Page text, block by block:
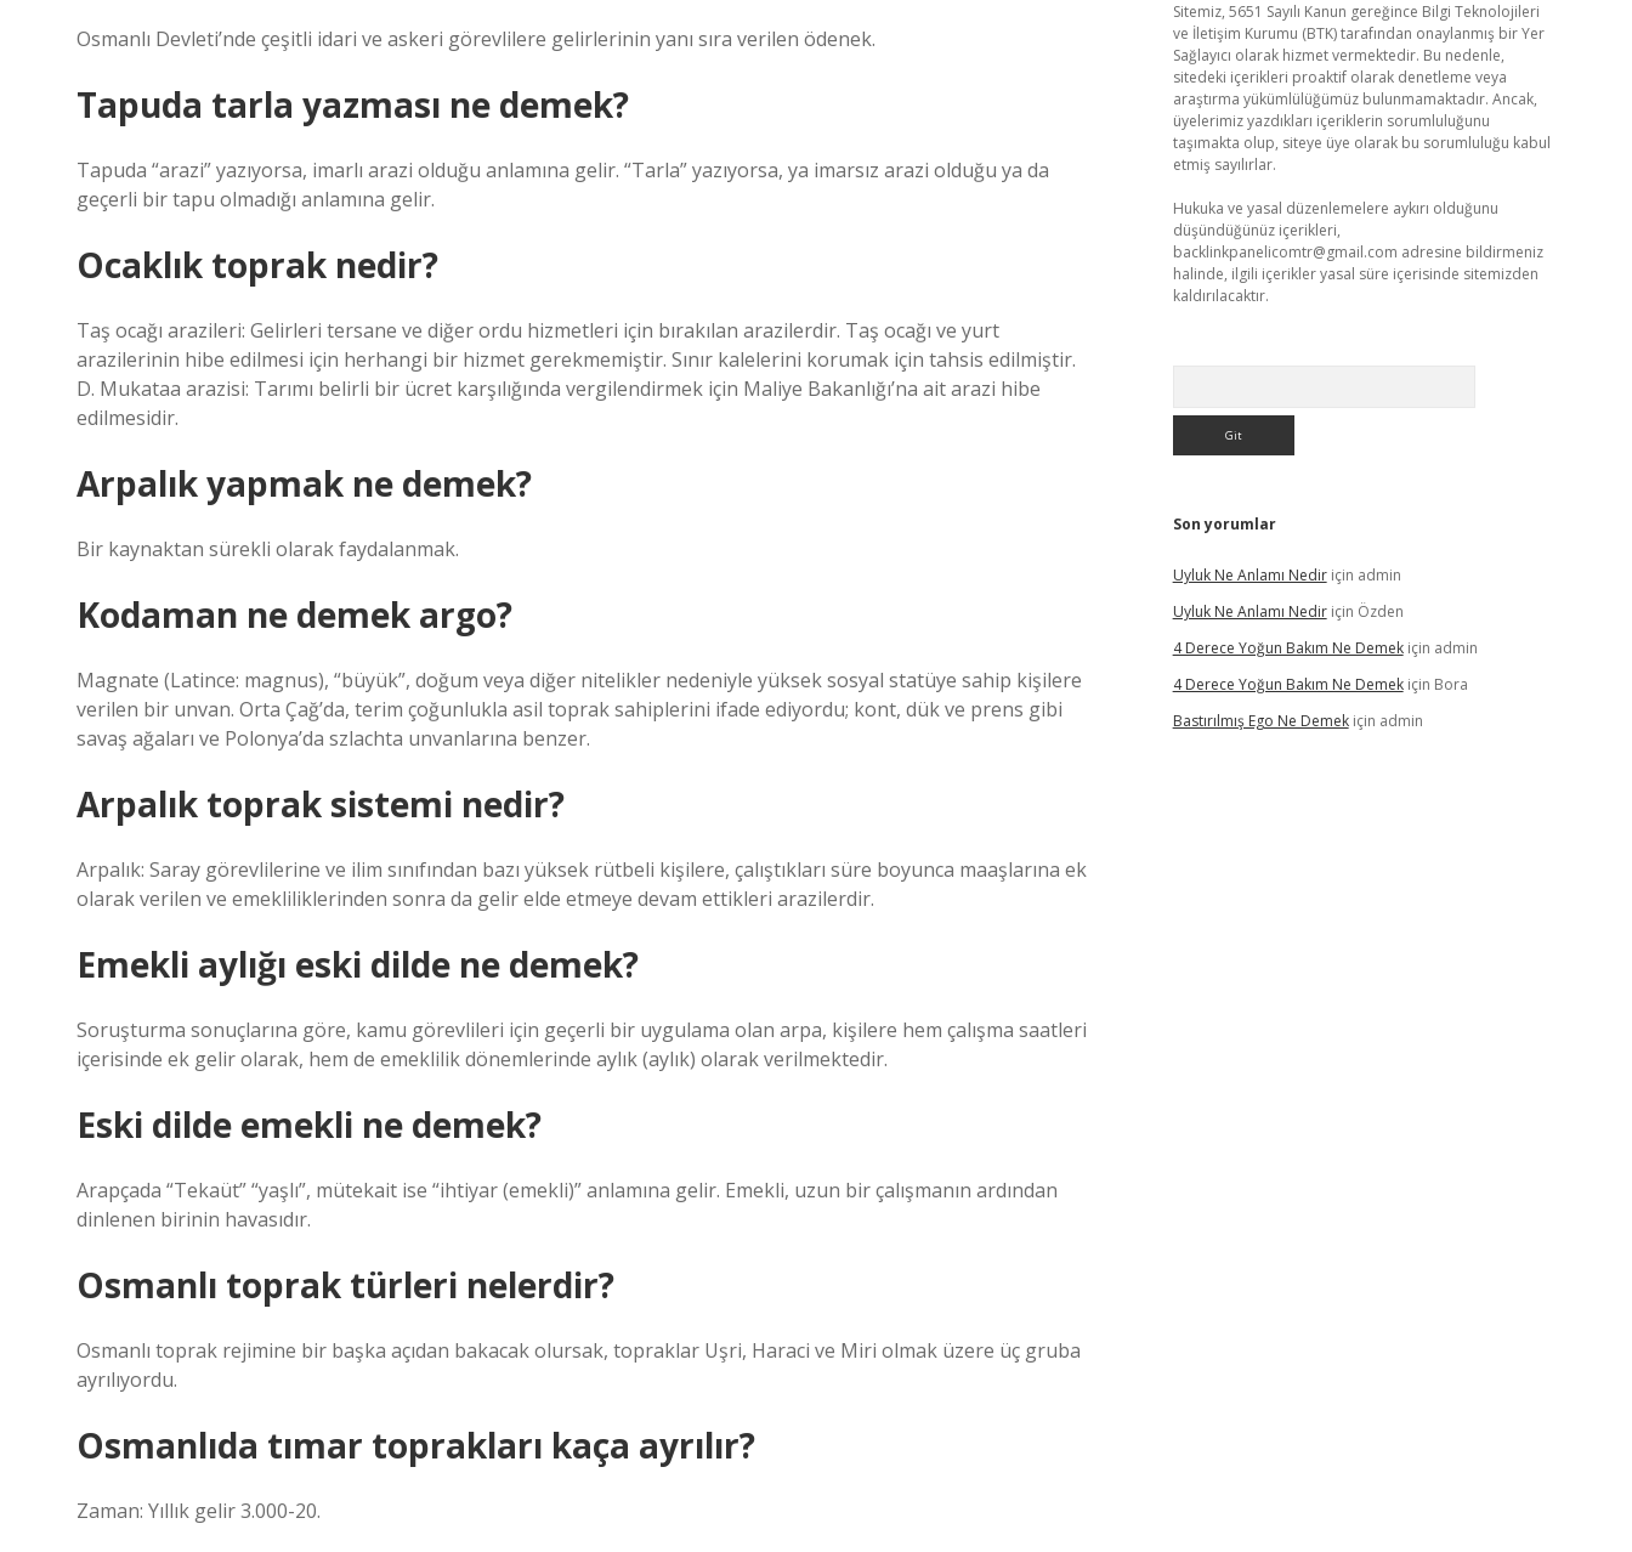
Osmanlı Devleti’nde çeşitli idari ve askeri görevlilere gelirlerinin yanı sıra verilen ödenek.
Tapuda tarla yazması ne demek?
Tapuda “arazi” yazıyorsa, imarlı arazi olduğu anlamına gelir. “Tarla” yazıyorsa, ya imarsız arazi olduğu ya da
geçerli bir tapu olmadığı anlamına gelir.
Ocaklık toprak nedir?
Taş ocağı arazileri: Gelirleri tersane ve diğer ordu hizmetleri için bırakılan arazilerdir. Taş ocağı ve yurt
arazilerinin hibe edilmesi için herhangi bir hizmet gerekmemiştir. Sınır kalelerini korumak için tahsis edilmiştir.
D. Mukataa arazisi: Tarımı belirli bir ücret karşılığında vergilendirmek için Maliye Bakanlığı’na ait arazi hibe
edilmesidir.
Arpalık yapmak ne demek?
Bir kaynaktan sürekli olarak faydalanmak.
Kodaman ne demek argo?
Magnate (Latince: magnus), “büyük”, doğum veya diğer nitelikler nedeniyle yüksek sosyal statüye sahip kişilere
verilen bir unvan. Orta Çağ’da, terim çoğunlukla asil toprak sahiplerini ifade ediyordu; kont, dük ve prens gibi
savaş ağaları ve Polonya’da szlachta unvanlarına benzer.
Arpalık toprak sistemi nedir?
Arpalık: Saray görevlilerine ve ilim sınıfından bazı yüksek rütbeli kişilere, çalıştıkları süre boyunca maaşlarına ek
olarak verilen ve emekliliklerinden sonra da gelir elde etmeye devam ettikleri arazilerdir.
Emekli aylığı eski dilde ne demek?
Soruşturma sonuçlarına göre, kamu görevlileri için geçerli bir uygulama olan arpa, kişilere hem çalışma saatleri
içerisinde ek gelir olarak, hem de emeklilik dönemlerinde aylık (aylık) olarak verilmektedir.
Eski dilde emekli ne demek?
Arapçada “Tekaüt” “yaşlı”, mütekait ise “ihtiyar (emekli)” anlamına gelir. Emekli, uzun bir çalışmanın ardından
dinlenen birinin havasıdır.
Osmanlı toprak türleri nelerdir?
Osmanlı toprak rejimine bir başka açıdan bakacak olursak, topraklar Uşri, Haraci ve Miri olmak üzere üç gruba
ayrılıyordu.
Osmanlıda tımar toprakları kaça ayrılır?
Zaman: Yıllık gelir 3.000-20.
Sitemiz, 5651 Sayılı Kanun gereğince Bilgi Teknolojileri
ve İletişim Kurumu (BTK) tarafından onaylanmış bir Yer
Sağlayıcı olarak hizmet vermektedir. Bu nedenle,
sitedeki içerikleri proaktif olarak denetleme veya
araştırma yükümlülüğümüz bulunmamaktadır. Ancak,
üyelerimiz yazdıkları içeriklerin sorumluluğunu
taşımakta olup, siteye üye olarak bu sorumluluğu kabul
etmiş sayılırlar.
Hukuka ve yasal düzenlemelere aykırı olduğunu
düşündüğünüz içerikleri,
backlinkpanelicomtr@gmail.com adresine bildirmeniz
halinde, ilgili içerikler yasal süre içerisinde sitemizden
kaldırılacaktır.
Son yorumlar
Uyluk Ne Anlamı Nediriçin admin
Uyluk Ne Anlamı Nediriçin Özden
4 Derece Yoğun Bakım Ne Demekiçin admin
4 Derece Yoğun Bakım Ne Demekiçin Bora
Bastırılmış Ego Ne Demekiçin admin